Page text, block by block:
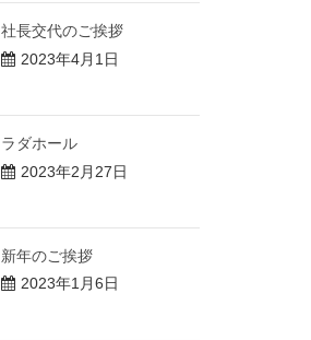
社長交代のご挨拶
2023年4月1日
ラダホール
2023年2月27日
新年のご挨拶
2023年1月6日